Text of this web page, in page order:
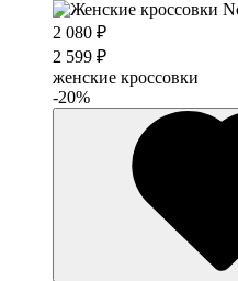
2 080 ₽
2 599 ₽
женские кроссовки
-20%